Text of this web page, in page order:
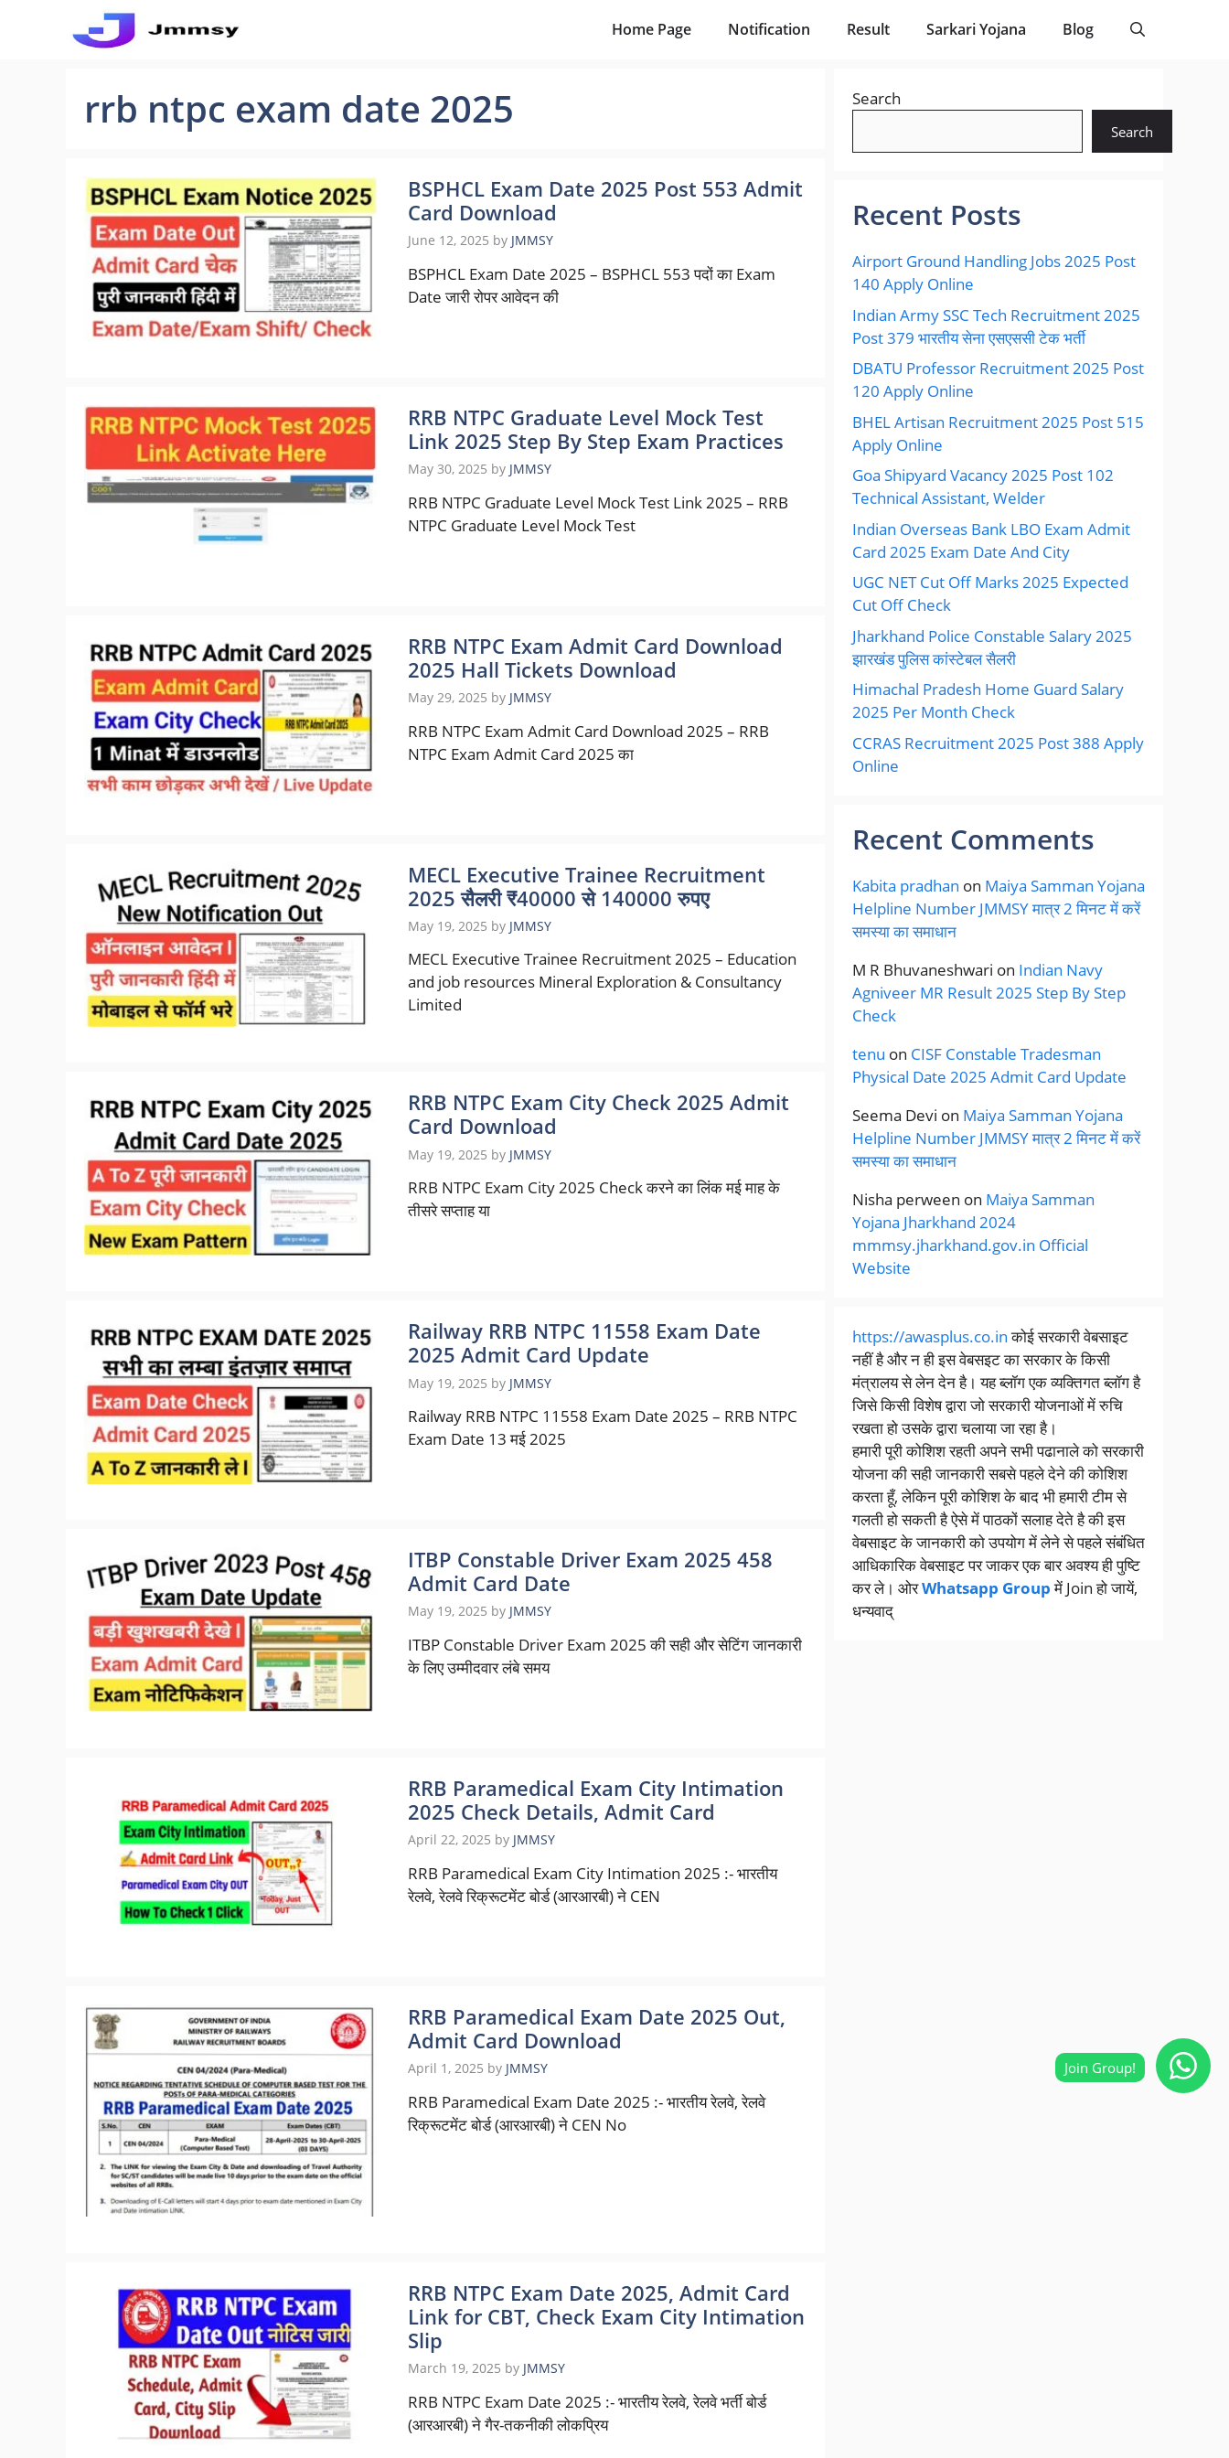
Home Page Notification Result Sarkari Yojana Blog
rrb ntpc exam date 2025
BSPHCL Exam Date 2025 Post 553 Admit
Card Download
June 12, 2025 by JMMSY
BSPHCL Exam Date 2025 – BSPHCL 553 पदों का Exam
Date जारी रोपर आवेदन की
RRB NTPC Graduate Level Mock Test
Link 2025 Step By Step Exam Practices
May 30, 2025 by JMMSY
RRB NTPC Graduate Level Mock Test Link 2025 – RRB
NTPC Graduate Level Mock Test
RRB NTPC Exam Admit Card Download
2025 Hall Tickets Download
May 29, 2025 by JMMSY
RRB NTPC Exam Admit Card Download 2025 – RRB
NTPC Exam Admit Card 2025 का
MECL Executive Trainee Recruitment
2025 सैलरी ₹40000 से 140000 रुपए
May 19, 2025 by JMMSY
MECL Executive Trainee Recruitment 2025 – Education
and job resources Mineral Exploration & Consultancy
Limited
RRB NTPC Exam City Check 2025 Admit
Card Download
May 19, 2025 by JMMSY
RRB NTPC Exam City 2025 Check करने का लिंक मई माह के
तीसरे सप्ताह या
Railway RRB NTPC 11558 Exam Date
2025 Admit Card Update
May 19, 2025 by JMMSY
Railway RRB NTPC 11558 Exam Date 2025 – RRB NTPC
Exam Date 13 मई 2025
ITBP Constable Driver Exam 2025 458
Admit Card Date
May 19, 2025 by JMMSY
ITBP Constable Driver Exam 2025 की सही और सेटिंग जानकारी
के लिए उम्मीदवार लंबे समय
RRB Paramedical Exam City Intimation
2025 Check Details, Admit Card
April 22, 2025 by JMMSY
RRB Paramedical Exam City Intimation 2025 :- भारतीय
रेलवे, रेलवे रिक्रूटमेंट बोर्ड (आरआरबी) ने CEN
RRB Paramedical Exam Date 2025 Out,
Admit Card Download
April 1, 2025 by JMMSY
RRB Paramedical Exam Date 2025 :- भारतीय रेलवे, रेलवे
रिक्रूटमेंट बोर्ड (आरआरबी) ने CEN No
RRB NTPC Exam Date 2025, Admit Card
Link for CBT, Check Exam City Intimation
Slip
March 19, 2025 by JMMSY
RRB NTPC Exam Date 2025 :- भारतीय रेलवे, रेलवे भर्ती बोर्ड
(आरआरबी) ने गैर-तकनीकी लोकप्रिय
Search
Search
Recent Posts
Airport Ground Handling Jobs 2025 Post
140 Apply Online
Indian Army SSC Tech Recruitment 2025
Post 379 भारतीय सेना एसएससी टेक भर्ती
DBATU Professor Recruitment 2025 Post
120 Apply Online
BHEL Artisan Recruitment 2025 Post 515
Apply Online
Goa Shipyard Vacancy 2025 Post 102
Technical Assistant, Welder
Indian Overseas Bank LBO Exam Admit
Card 2025 Exam Date And City
UGC NET Cut Off Marks 2025 Expected
Cut Off Check
Jharkhand Police Constable Salary 2025
झारखंड पुलिस कांस्टेबल सैलरी
Himachal Pradesh Home Guard Salary
2025 Per Month Check
CCRAS Recruitment 2025 Post 388 Apply
Online
Recent Comments
Kabita pradhan on Maiya Samman Yojana
Helpline Number JMMSY मात्र 2 मिनट में करें
समस्या का समाधान
M R Bhuvaneshwari on Indian Navy
Agniveer MR Result 2025 Step By Step
Check
tenu on CISF Constable Tradesman
Physical Date 2025 Admit Card Update
Seema Devi on Maiya Samman Yojana
Helpline Number JMMSY मात्र 2 मिनट में करें
समस्या का समाधान
Nisha perween on Maiya Samman
Yojana Jharkhand 2024
mmmsy.jharkhand.gov.in Official
Website
https://awasplus.co.inकोई सरकारी वेबसाइट
नहीं है और न ही इस वेबसइट का सरकार के किसी
मंत्रालय से लेन देन है। यह ब्लॉग एक व्यक्तिगत ब्लॉग है
जिसे किसी विशेष द्वारा जो सरकारी योजनाओं में रुचि
रखता हो उसके द्वारा चलाया जा रहा है।
हमारी पूरी कोशिश रहती अपने सभी पढानाले को सरकारी
योजना की सही जानकारी सबसे पहले देने की कोशिश
करता हूँ, लेकिन पूरी कोशिश के बाद भी हमारी टीम से
गलती हो सकती है ऐसे में पाठकों सलाह देते है की इस
वेबसाइट के जानकारी को उपयोग में लेने से पहले संबंधित
आधिकारिक वेबसाइट पर जाकर एक बार अवश्य ही पुष्टि
कर ले। ओरWhatsapp Groupमें Join हो जायें,
धन्यवाद्